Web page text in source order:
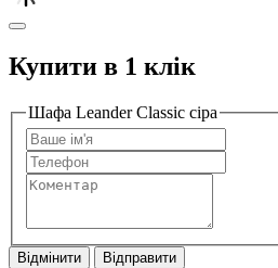
Купити в 1 клік
Шафа Leander Classic сіра
Відмінити Відправити